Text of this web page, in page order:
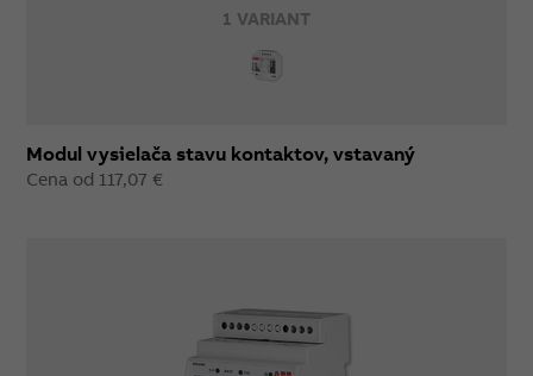
1 VARIANT
Modul vysielača stavu kontaktov, vstavaný
Cena od 117,07 €